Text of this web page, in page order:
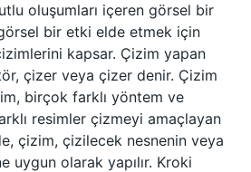
oluşumları içeren görsel bir
bir etki elde etmek için
kapsar. Çizim yapan
çizer veya çizer denir. Çizim
birçok farklı yöntem ve
resimler çizmeyi amaçlayan
çizim, çizilecek nesnenin veya
uygun olarak yapılır. Kroki